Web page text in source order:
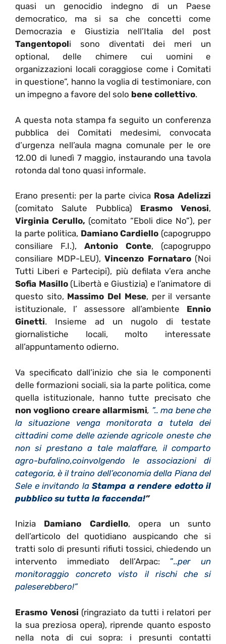
quasi un genocidio indegno di un Paese
democratico, ma si sa che concetti come
Democrazia e Giustizia nell’Italia del post
Tangentopoli sono diventati dei meri un
optional, delle chimere cui uomini e
organizzazioni locali coraggiose come i Comitati
in questione”, hanno la voglia di testimoniare, con
un impegno a favore del solo bene collettivo.
A questa nota stampa fa seguito un conferenza
pubblica dei Comitati medesimi, convocata
d’urgenza nell’aula magna comunale per le ore
12.00 di lunedì 7 maggio, instaurando una tavola
rotonda dal tono quasi informale.
Erano presenti: per la parte civica Rosa Adelizzi
(comitato Salute Pubblica) Erasmo Venosi,
Virginia Cerullo, (comitato “Eboli dice No”), per
la parte politica, Damiano Cardiello (capogruppo
consiliare F.I.), Antonio Conte, (capogruppo
consiliare MDP-LEU), Vincenzo Fornataro(Noi
Tutti Liberi e Partecipi), più defilata v’era anche
Sofia Masillo(Libertà e Giustizia) e l’animatore di
questo sito, Massimo Del Mese, per il versante
istituzionale, l’ assessore all’ambiente Ennio
Ginetti. Insieme ad un nugolo di testate
giornalistiche locali, molto interessate
all’appuntamento odierno.
Va specificato dall’inizio che sia le componenti
delle formazioni sociali, sia la parte politica, come
quella istituzionale, hanno tutte precisato che
non vogliono creare allarmismi, ”.. ma bene che
la situazione venga monitorata a tutela dei
cittadini come delle aziende agricole oneste che
non si prestano a tale malaffare, il comparto
agro-bufalino,coinvolgendo le associazioni di
categoria, è il traino dell’economia della Piana del
Sele e invitando la Stampa a rendere edotto il
pubblico su tutta la faccenda!”
Inizia Damiano Cardiello, opera un sunto
dell’articolo del quotidiano auspicando che si
tratti solo di presunti rifiuti tossici, chiedendo un
intervento immediato dell’Arpac: ”..per un
monitoraggio concreto visto il rischi che si
paleserebbero!”
Erasmo Venosi (ringraziato da tutti i relatori per
la sua preziosa opera), riprende quanto esposto
nella nota di cui sopra: i presunti contatti